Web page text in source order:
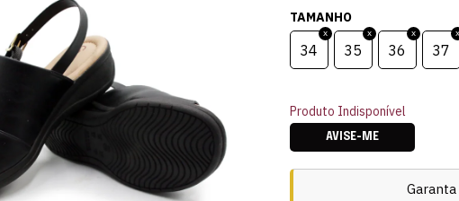
TAMANHO
34 35 36 37
Produto Indisponível
AVISE-ME
Garanta